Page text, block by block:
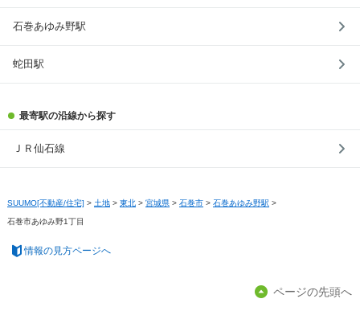
石巻あゆみ野駅
蛇田駅
最寄駅の沿線から探す
ＪＲ仙石線
SUUMO[不動産/住宅] > 土地 > 東北 > 宮城県 > 石巻市 > 石巻あゆみ野駅 >
石巻市あゆみ野1丁目
情報の見方ページへ
ページの先頭へ